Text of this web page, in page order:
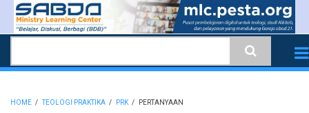
Skip
content
HOME / TEOLOGI PRAKTIKA / PRK / PERTANYAAN